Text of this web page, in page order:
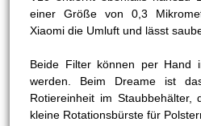
einer Größe von 0,3
Xiaomi die Umluft und lässt
Beide Filter können per Hand
werden. Beim Dreame ist
Rotiereinheit im Staubbehälter,
kleine Rotationsbürste für